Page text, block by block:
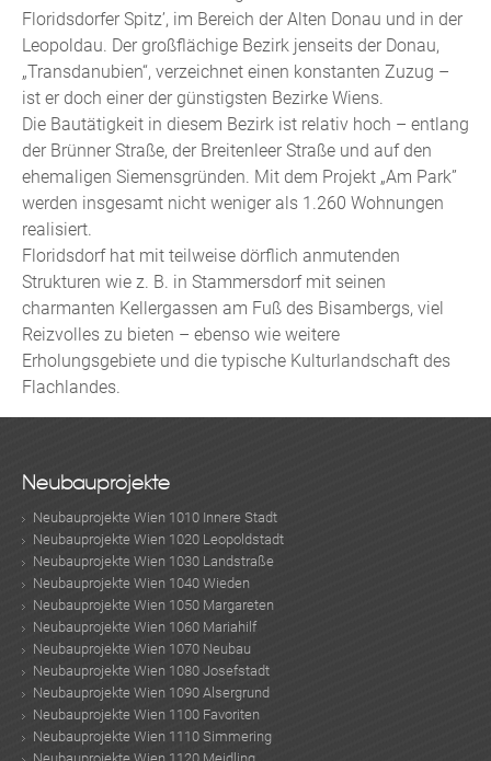
Floridsdorfer Spitz’, im Bereich der Alten Donau und in der
Leopoldau. Der großflächige Bezirk jenseits der Donau,
„Transdanubien“, verzeichnet einen konstanten Zuzug –
ist er doch einer der günstigsten Bezirke Wiens.
Die Bautätigkeit in diesem Bezirk ist relativ hoch – entlang
der Brünner Straße, der Breitenleer Straße und auf den
ehemaligen Siemensgründen. Mit dem Projekt „Am Park”
werden insgesamt nicht weniger als 1.260 Wohnungen
realisiert.
Floridsdorf hat mit teilweise dörflich anmutenden
Strukturen wie z. B. in Stammersdorf mit seinen
charmanten Kellergassen am Fuß des Bisambergs, viel
Reizvolles zu bieten – ebenso wie weitere
Erholungsgebiete und die typische Kulturlandschaft des
Flachlandes.
Neubauprojekte
Neubauprojekte Wien 1010 Innere Stadt
Neubauprojekte Wien 1020 Leopoldstadt
Neubauprojekte Wien 1030 Landstraße
Neubauprojekte Wien 1040 Wieden
Neubauprojekte Wien 1050 Margareten
Neubauprojekte Wien 1060 Mariahilf
Neubauprojekte Wien 1070 Neubau
Neubauprojekte Wien 1080 Josefstadt
Neubauprojekte Wien 1090 Alsergrund
Neubauprojekte Wien 1100 Favoriten
Neubauprojekte Wien 1110 Simmering